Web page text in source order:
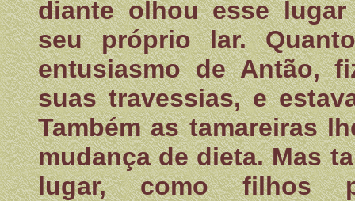
diante olhou esse
seu próprio lar.
entusiasmo de Antão,
suas travessias, e
Também as tamareiras
mudança de dieta. Mas
lugar, como filhos